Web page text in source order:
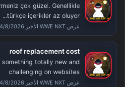
çok güzel. Genellikle
türkçe içerikler az oluyor...
عرض WWE NXT الأخير 4/8/2026 كامل مترجم
roof replacement cost
something totally new and
challenging on websites
عرض WWE NXT الأخير 4/8/2026 كامل مترجم